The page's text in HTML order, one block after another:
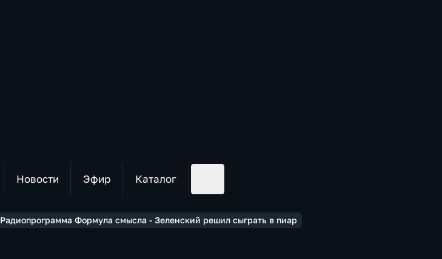
Новости Эфир Каталог
Радиопрограмма Формула смысла - Зеленский решил сыграть в пиар